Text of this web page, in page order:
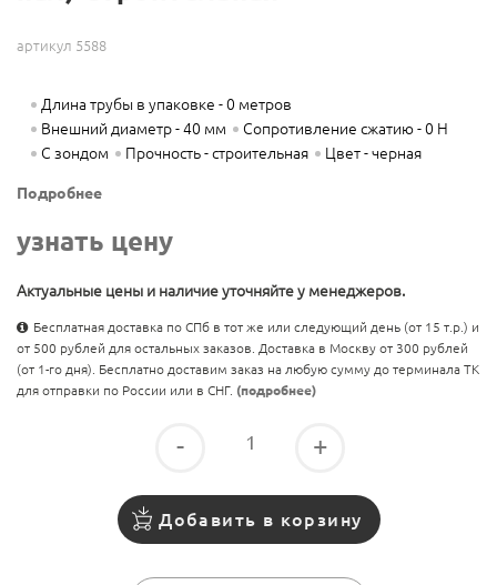
артикул 5588
Длина трубы в упаковке - 0 метров
Внешний диаметр - 40 мм
Сопротивление сжатию - 0 Н
С зондом
Прочность - строительная Цвет - черная
Подробнее
узнать цену
Актуальные цены и наличие уточняйте у менеджеров.
Бесплатная доставка по СПб в тот же или следующий день (от 15 т.р.) и
от 500 рублей для остальных заказов. Доставка в Москву от 300 рублей
(от 1-го дня). Бесплатно доставим заказ на любую сумму до терминала ТК
для отправки по России или в СНГ. (подробнее)
- +
Добавить в корзину